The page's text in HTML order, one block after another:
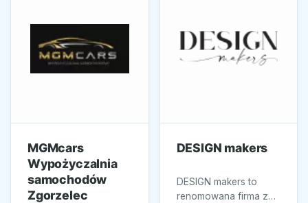
MGMcars
Wypożyczalnia
samochodów
Zgorzelec
DESIGN makers
DESIGN makers to
renomowana firma z